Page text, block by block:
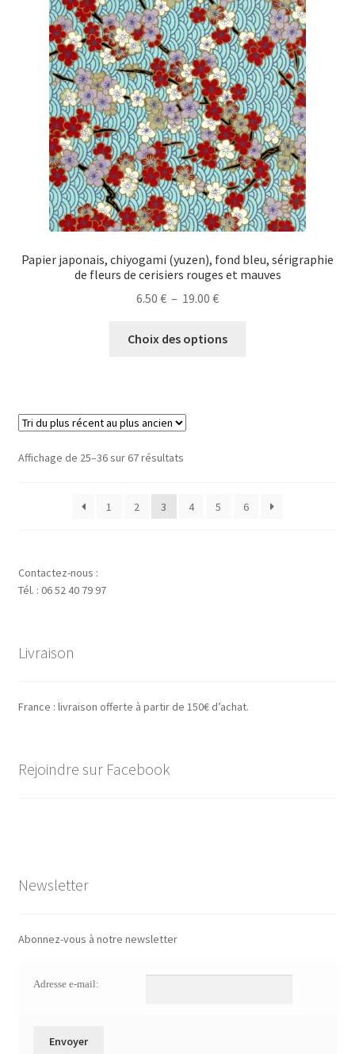
options
peuvent
être
choisies
sur
la
page
du
produit
Papier japonais, chiyogami (yuzen), fond bleu, sérigraphie
de fleurs de cerisiers rouges et mauves
6.50 € – 19.00 €Plage
prix :
Choix des options
choisies
Affichage de 25–36 sur 67 résultatsTrié
récent
1 2 3 4 5 6
Contactez-nous :
Tél. : 06 52 40 79 97
Livraison
France : livraison offerte à partir de 150€ d’achat.
Rejoindre sur Facebook
Newsletter
Abonnez-vous à notre newsletter
Adresse e-mail: